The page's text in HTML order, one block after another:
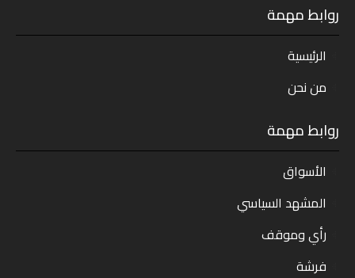
روابط مهمة
الرئيسية
من نحن
روابط مهمة
الأسواق
المشهد السياسي
رأي وموقف
فرشة